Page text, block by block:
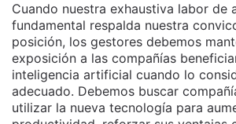
Cuando nuestra exhaustiva labor de
fundamental respalda nuestra
posición, los gestores debemos
exposición a las compañías
inteligencia artificial cuando lo
adecuado. Debemos buscar
utilizar la nueva tecnología para